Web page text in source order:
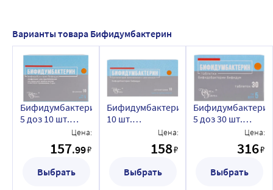
Варианты товара Бифидумбактерин
Бифидумбактерин
5 доз 10 шт.
лиофилизат для
приготовления
раствора для
приема внутрь и
Цена:
157.99₽
Выбрать
Бифидумбактерин
10 шт.
суппозиторииЦена:
158₽
Выбрать
Бифидумбактерин
5 доз 30 шт.
Цена:
316₽
Выбрать